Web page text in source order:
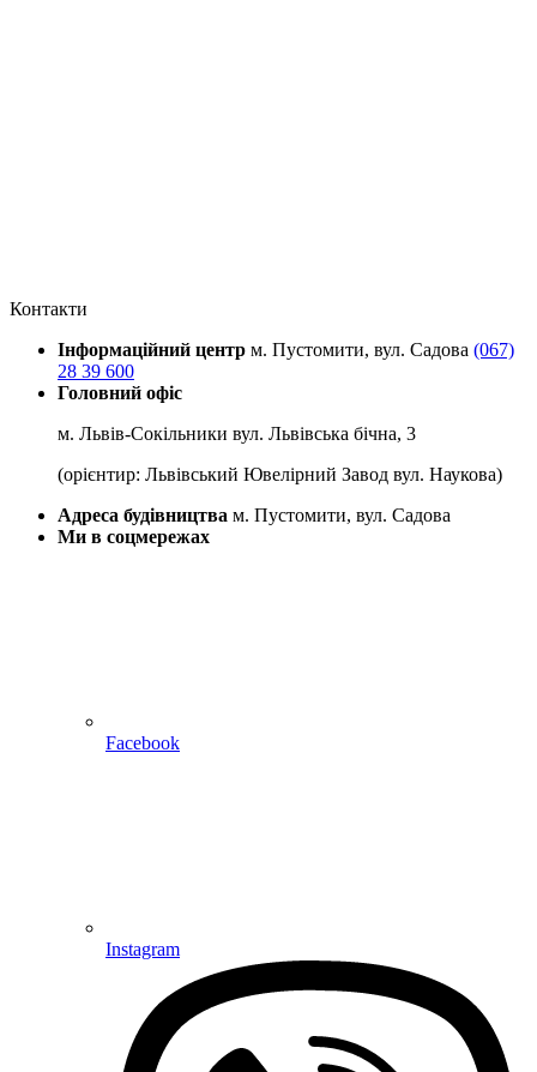
Контакти
Інформаційний центр м. Пустомити, вул. Садова (067)
28 39 600
Головний офіс
м. Львів-Сокільники вул. Львівська бічна, 3
(орієнтир: Львівський Ювелірний Завод вул. Наукова)
Адреса будівництва м. Пустомити, вул. Садова
Ми в соцмережах
Facebook
Instagram